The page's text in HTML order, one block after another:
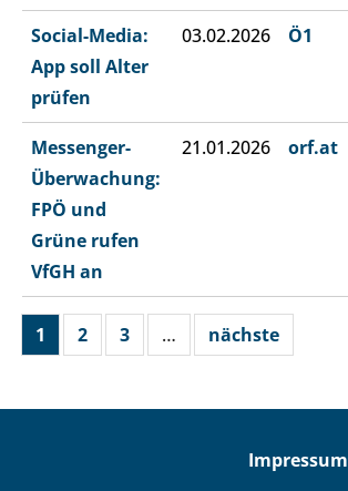
Social-Media:
App soll Alter
prüfen
03.02.2026 Ö1
Messenger-
Überwachung:
FPÖ und
Grüne rufen
VfGH an
21.01.2026 orf.at
1 2 3 … nächste
Impressum